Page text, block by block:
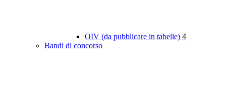
OIV (da pubblicare in tabelle) 4
Bandi di concorso